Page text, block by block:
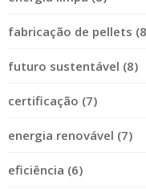
fabricação de pellets
futuro sustentável (8)
certificação (7)
energia renovável (7)
eficiência (6)